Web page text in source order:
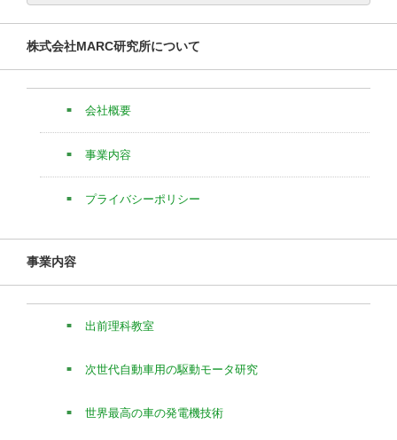
株式会社MARC研究所について
会社概要
事業内容
プライバシーポリシー
事業内容
出前理科教室
次世代自動車用の駆動モータ研究
世界最高の車の発電機技術